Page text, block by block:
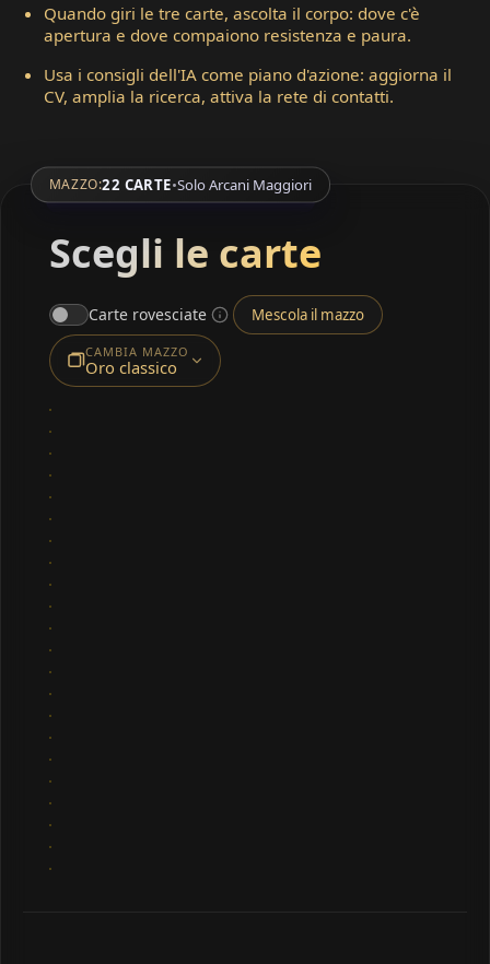
Quando giri le tre carte, ascolta il corpo: dove c'è
apertura e dove compaiono resistenza e paura.
Usa i consigli dell'IA come piano d'azione: aggiorna il
CV, amplia la ricerca, attiva la rete di contatti.
MAZZO:22 CARTE•Solo Arcani Maggiori
Scegli le carte
Carte rovesciate Mescola il mazzo
CAMBIA MAZZO
Oro classico